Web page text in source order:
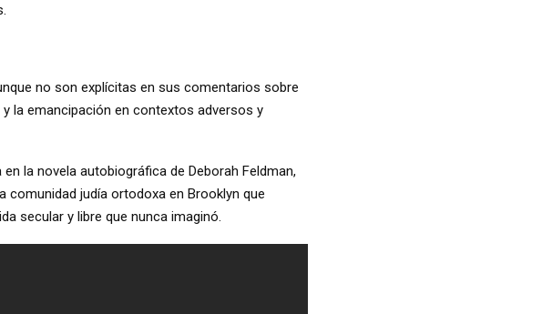
no son explícitas en sus comentarios sobre
la emancipación en contextos adversos y
la novela autobiográfica de Deborah Feldman,
comunidad judía ortodoxa en Brooklyn que
secular y libre que nunca imaginó.